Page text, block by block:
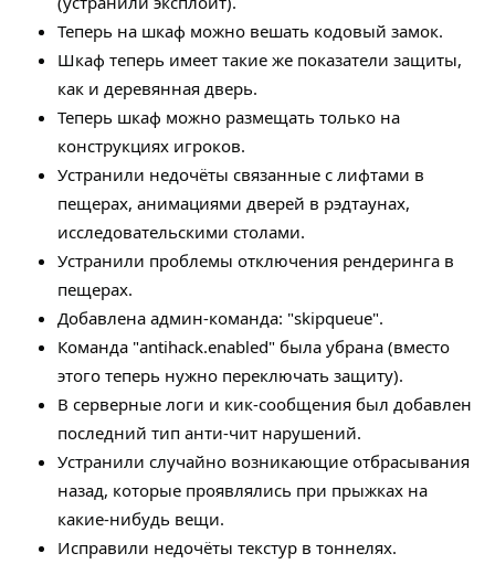
Теперь на шкаф можно вешать кодовый замок.
Шкаф теперь имеет такие же показатели защиты,
как и деревянная дверь.
Теперь шкаф можно размещать только на
конструкциях игроков.
Устранили недочёты связанные с лифтами в
пещерах, анимациями дверей в рэдтаунах,
исследовательскими столами.
Устранили проблемы отключения рендеринга в
пещерах.
Добавлена админ-команда: "skipqueue".
Команда "antihack.enabled" была убрана (вместо
этого теперь нужно переключать защиту).
В серверные логи и кик-сообщения был добавлен
последний тип анти-чит нарушений.
Устранили случайно возникающие отбрасывания
назад, которые проявлялись при прыжках на
какие-нибудь вещи.
Исправили недочёты текстур в тоннелях.